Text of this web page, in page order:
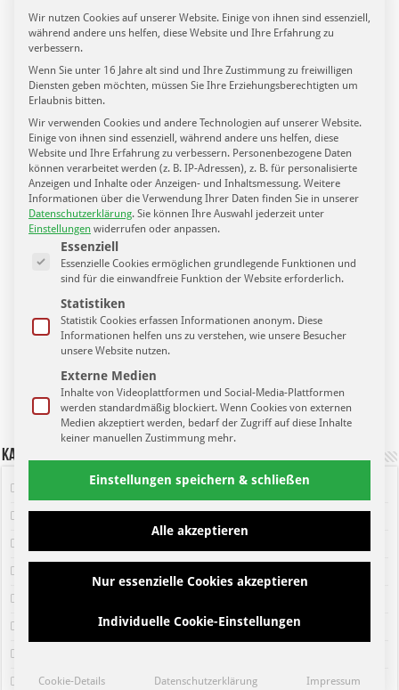
Sportpunkt – Folge 94. u.a. mit Thomas Löwe zur
Meisterschaft vom 1. FC Lokomotive Leipzig.
16. Juni 2020
Kategorien
Heimspiel Fanmagazin(192)
Pressekonferenz(36)
Sendung(89)
Wir nutzen Cookies auf unserer Website. Einige von ihnen sind essenziell,
während andere uns helfen, diese Website und Ihre Erfahrung zu
verbessern.
Wenn Sie unter 16 Jahre alt sind und Ihre Zustimmung zu freiwilligen
Diensten geben möchten, müssen Sie Ihre Erziehungsberechtigten um
Erlaubnis bitten.
Wir verwenden Cookies und andere Technologien auf unserer Website.
Einige von ihnen sind essenziell, während andere uns helfen, diese
Website und Ihre Erfahrung zu verbessern. Personenbezogene Daten
können verarbeitet werden (z. B. IP-Adressen), z. B. für personalisierte
Anzeigen und Inhalte oder Anzeigen- und Inhaltsmessung. Weitere
Informationen über die Verwendung Ihrer Daten finden Sie in unserer
Datenschutzerklärung. Sie können Ihre Auswahl jederzeit unter
Einstellungen widerrufen oder anpassen.
Es folgt eine Liste der Service-Gruppen, für die eine Einwilligung
Essenziell
Essenzielle Cookies ermöglichen grundlegende Funktionen und
sind für die einwandfreie Funktion der Website erforderlich.
Statistiken
Statistik Cookies erfassen Informationen anonym. Diese
Informationen helfen uns zu verstehen, wie unsere Besucher
unsere Website nutzen.
Externe Medien
Inhalte von Videoplattformen und Social-Media-Plattformen
werden standardmäßig blockiert. Wenn Cookies von externen
Medien akzeptiert werden, bedarf der Zugriff auf diese Inhalte
keiner manuellen Zustimmung mehr.
Einstellungen speichern & schließen
Alle akzeptieren
Nur essenzielle Cookies akzeptieren
Individuelle Cookie-Einstellungen
Cookie-Details Datenschutzerklärung Impressum